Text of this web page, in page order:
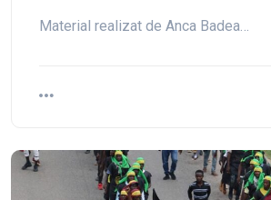
Material realizat de Anca Badea…